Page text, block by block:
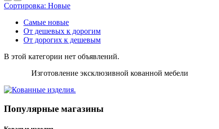
Сортировка: Новые
Самые новые
От дешевых к дорогим
От дорогих к дешевым
В этой категории нет объявлений.
Изготовление эксклюзивной кованной мебели
Популярные магазины